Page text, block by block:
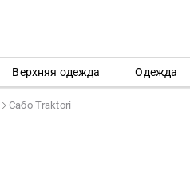
Верхняя одежда Одежда
Сабо Traktori